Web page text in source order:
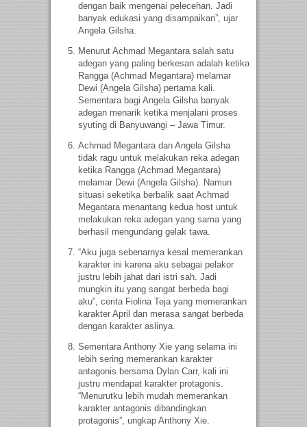
dengan baik mengenai pelecehan. Jadi
banyak edukasi yang disampaikan”, ujar
Angela Gilsha.
Menurut Achmad Megantara salah satu
adegan yang paling berkesan adalah ketika
Rangga (Achmad Megantara) melamar
Dewi (Angela Gilsha) pertama kali.
Sementara bagi Angela Gilsha banyak
adegan menarik ketika menjalani proses
syuting di Banyuwangi – Jawa Timur.
Achmad Megantara dan Angela Gilsha
tidak ragu untuk melakukan reka adegan
ketika Rangga (Achmad Megantara)
melamar Dewi (Angela Gilsha). Namun
situasi seketika berbalik saat Achmad
Megantara menantang kedua host untuk
melakukan reka adegan yang sama yang
berhasil mengundang gelak tawa.
“Aku juga sebenarnya kesal memerankan
karakter ini karena aku sebagai pelakor
justru lebih jahat dari istri sah. Jadi
mungkin itu yang sangat berbeda bagi
aku”, cerita Fiolina Teja yang memerankan
karakter April dan merasa sangat berbeda
dengan karakter aslinya.
Sementara Anthony Xie yang selama ini
lebih sering memerankan karakter
antagonis bersama Dylan Carr, kali ini
justru mendapat karakter protagonis.
“Menurutku lebih mudah memerankan
karakter antagonis dibandingkan
protagonis”, ungkap Anthony Xie.